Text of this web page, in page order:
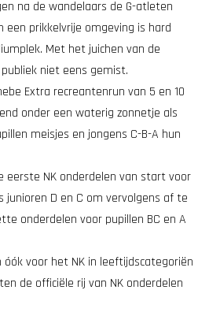
na de wandelaars de G-atleten
prikkelvrije omgeving is hard
Met het juichen van de
niet eens gemist.
Extra recreantenrun van 5 en 10
onder een waterig zonnetje als
meisjes en jongens C-B-A hun
eerste NK onderdelen van start voor
junioren D en C om vervolgens af te
onderdelen voor pupillen BC en A
voor het NK in leeftijdscategoriën
de officiële rij van NK onderdelen